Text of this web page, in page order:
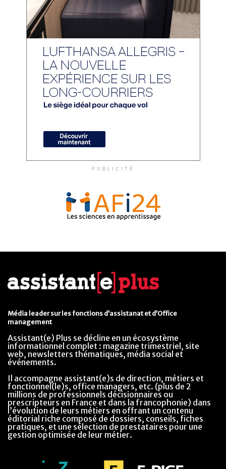
PUBLICITÉ
Média leader sur les fonctions d’assistanat et d’Office
management
Assistant(e) Plus se décline en un écosystème
informationnel complet : magazine trimestriel, site
web, newsletters thématiques, média social et
événements.
Il accompagne assistant(e)s de direction, métiers et
fonctionnel(le)s, office managers, etc. (plus de 2
millions de professionnels décisionnaires ou
prescripteurs en France et dans la francophonie) dans
l’évolution de leurs métiers en offrant un contenu
éditorial riche composé de dossiers, conseils, fiches
pratiques, et une sélection de prestataires pour une
gestion optimisée de leur métier.